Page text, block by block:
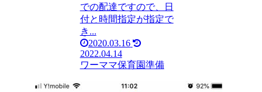
での配達ですので、日
付と時間指定が指定で
き...
2020.03.16
2022.04.14
ワーママ保育園準備